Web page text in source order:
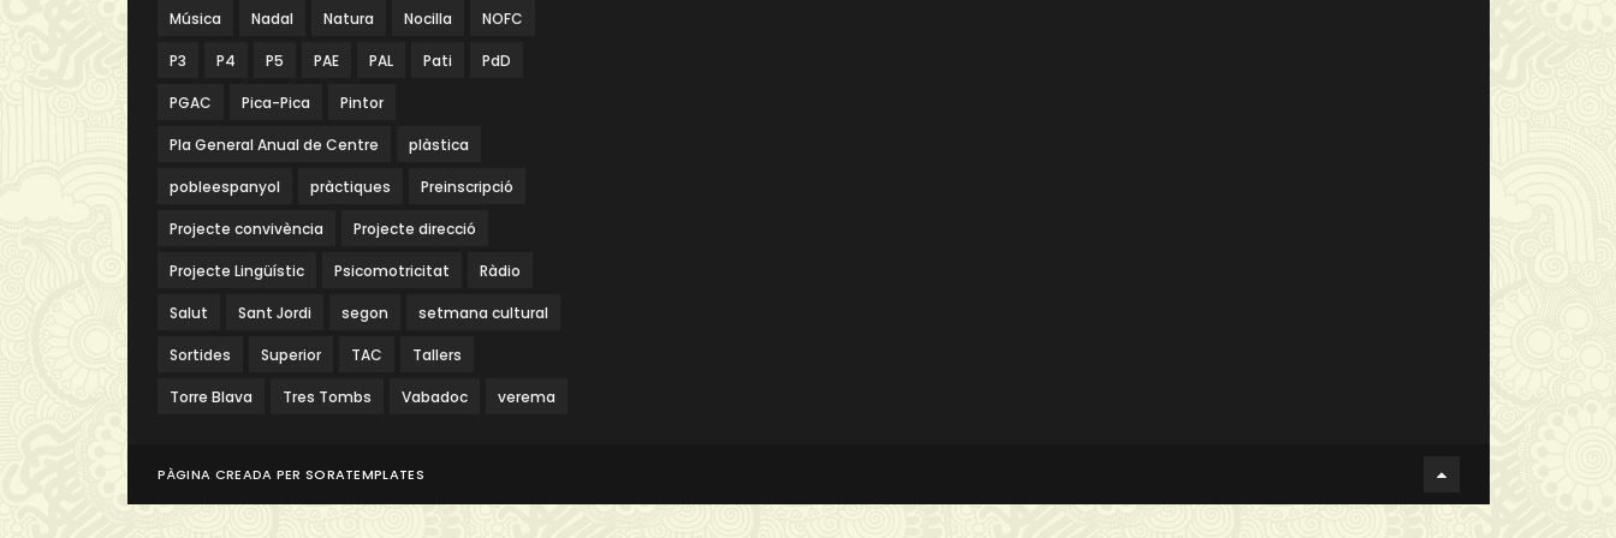
Música Nadal Natura Nocilla NOFC
P3 P4 P5 PAE PAL Pati PdD
PGAC Pica-Pica Pintor
Pla General Anual de Centre plàstica
pobleespanyol pràctiques Preinscripció
Projecte convivència Projecte direcció
Projecte Lingüístic Psicomotricitat Ràdio
Salut Sant Jordi segon setmana cultural
Sortides Superior TAC Tallers
Torre Blava Tres Tombs Vabadoc verema
PÀGINA CREADA PER SORATEMPLATES